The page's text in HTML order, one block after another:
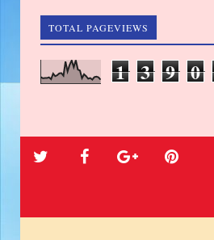
TOTAL PAGEVIEWS
1 3 9 0